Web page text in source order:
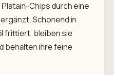
Chips durch eine
Schonend in
frittiert, bleiben sie
behalten ihre feine